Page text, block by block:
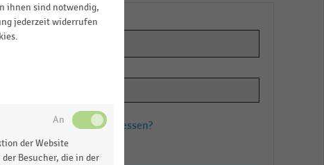
Passwort vergessen?
Registrieren
ihnen sind notwendig,
jederzeit widerrufen
der Website
Besucher, die in der